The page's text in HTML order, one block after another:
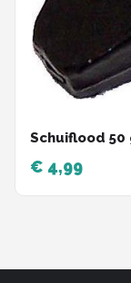
Schuiflood 50
€ 4,99